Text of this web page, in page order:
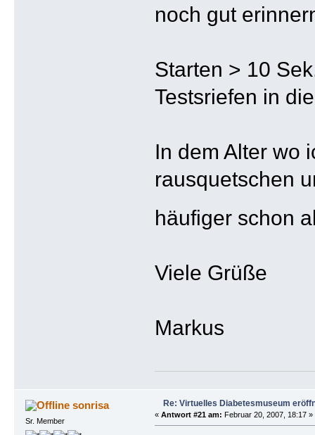
noch gut
Starten > 10
Testsriefen in
In dem Alter wo
rausquetschen
häufiger schon
Viele Grüße
Markus
sonrisa
Sr. Member
Re: Virtuelles Diabetesmuseum
« Antwort #21 am: Februar 20, 2007, 18:17 »